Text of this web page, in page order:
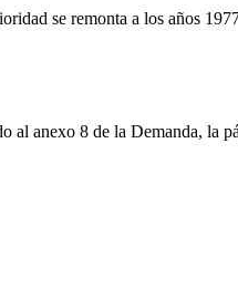
se remonta a los años
al anexo 8 de la Demanda, la